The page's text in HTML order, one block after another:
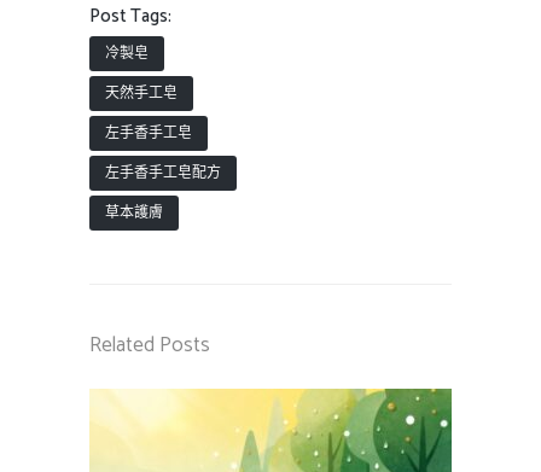
Post Tags:
冷製皂
天然手工皂
左手香手工皂
左手香手工皂配方
草本護膚
Related Posts